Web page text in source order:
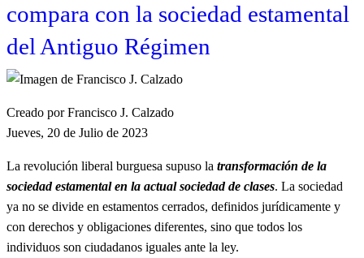
compara con la sociedad estamental
del Antiguo Régimen
Creado por Francisco J. Calzado
Jueves, 20 de Julio de 2023
La revolución liberal burguesa supuso la transformación de la
sociedad estamental en la actual sociedad de clases. La sociedad
ya no se divide en estamentos cerrados, definidos jurídicamente y
con derechos y obligaciones diferentes, sino que todos los
individuos son ciudadanos iguales ante la ley.